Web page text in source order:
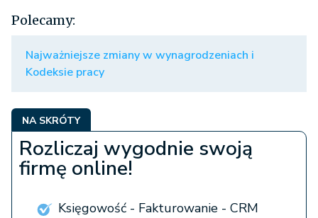
Polecamy:
Najważniejsze zmiany w wynagrodzeniach i
Kodeksie pracy
NA SKRÓTY
Rozliczaj wygodnie swoją
firmę online!
Księgowość - Fakturowanie - CRM